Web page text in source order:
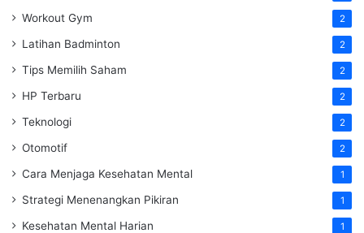
Workout Gym 2
Latihan Badminton 2
Tips Memilih Saham 2
HP Terbaru 2
Teknologi 2
Otomotif 2
Cara Menjaga Kesehatan Mental 1
Strategi Menenangkan Pikiran 1
Kesehatan Mental Harian 1